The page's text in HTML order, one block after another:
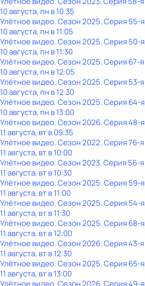
10 августа, пн в 10:35
Улётное видео. Сезон 2025. Серия 55-я
10 августа, пн в 11:05
Улётное видео. Сезон 2025. Серия 50-я
10 августа, пн в 11:30
Улётное видео. Сезон 2025. Серия 67-я
10 августа, пн в 12:05
Улётное видео. Сезон 2025. Серия 53-я
10 августа, пн в 12:30
Улётное видео. Сезон 2025. Серия 64-я
10 августа, пн в 13:00
Улётное видео. Сезон 2026. Серия 48-я
11 августа, вт в 09:35
Улётное видео. Сезон 2022. Серия 76-я
11 августа, вт в 10:00
Улётное видео. Сезон 2023. Серия 56-я
11 августа, вт в 10:30
Улётное видео. Сезон 2025. Серия 59-я
11 августа, вт в 11:00
Улётное видео. Сезон 2025. Серия 54-я
11 августа, вт в 11:30
Улётное видео. Сезон 2025. Серия 68-я
11 августа, вт в 12:00
Улётное видео. Сезон 2026. Серия 43-я
11 августа, вт в 12:30
Улётное видео. Сезон 2025. Серия 65-я
11 августа, вт в 13:00
Улётное видео. Сезон 2026. Серия 49-я